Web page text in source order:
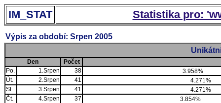
IM_STAT Statistika pro:
Výpis za období: Srpen 2005
Den
Počet
Po.
1.Srpen 38
3.958%
Út.
2.Srpen 41
4.271%
St.
3.Srpen 41
4.271%
Čt.
4.Srpen 37
3.854%